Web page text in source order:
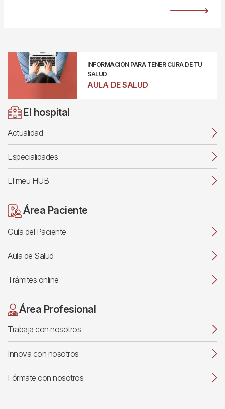
INFORMACIÓN PARA TENER CURA DE TU
SALUD
AULA DE SALUD
El hospital
Actualidad
Especialidades
El meu HUB
Área Paciente
Guía del Paciente
Aula de Salud
Trámites online
Área Profesional
Trabaja con nosotros
Innova con nosotros
Fórmate con nosotros